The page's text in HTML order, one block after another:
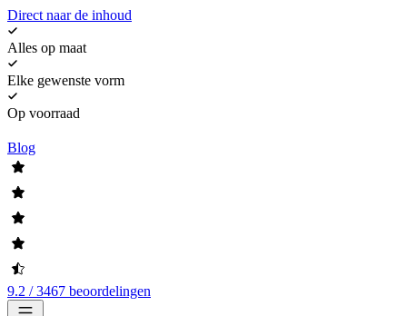
Direct naar de inhoud
Alles op maat
Elke gewenste vorm
Op voorraad
Blog
9.2 / 3467 beoordelingen